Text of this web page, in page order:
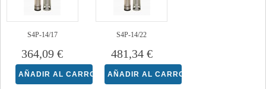
S4P-14/17
364,09 €
S4P-14/22
481,34 €